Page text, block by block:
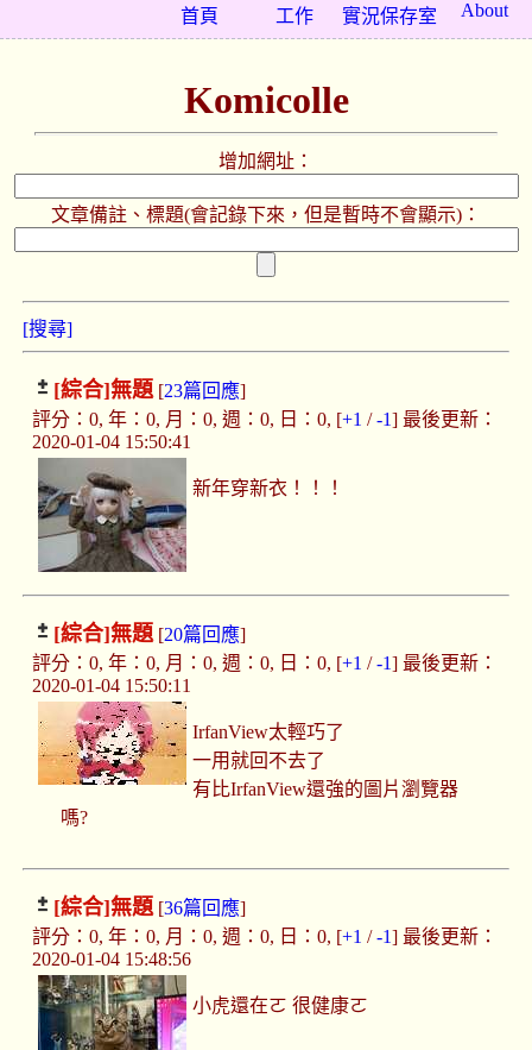
About
實況保存室
工作
首頁
Komicolle
增加網址：
文章備註、標題(會記錄下來，但是暫時不會顯示)：
[搜尋]
[綜合]無題[23篇回應]
評分：0, 年：0, 月：0, 週：0, 日：0, [+1 /-1] 最後更新：
2020-01-04 15:50:41
新年穿新衣！！！
[綜合]無題[20篇回應]
評分：0, 年：0, 月：0, 週：0, 日：0, [+1 /-1] 最後更新：
2020-01-04 15:50:11
IrfanView太輕巧了
一用就回不去了
有比IrfanView還強的圖片瀏覽器
嗎?
[綜合]無題[36篇回應]
評分：0, 年：0, 月：0, 週：0, 日：0, [+1 /-1] 最後更新：
2020-01-04 15:48:56
小虎還在ㄛ 很健康ㄛ